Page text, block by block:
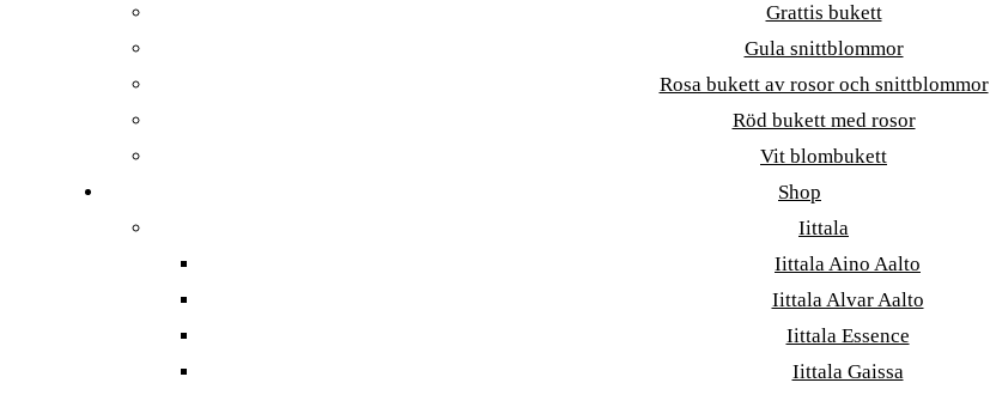
Grattis bukett
Gula snittblommor
Rosa bukett av rosor och snittblommor
Röd bukett med rosor
Vit blombukett
Shop
Iittala
Iittala Aino Aalto
Iittala Alvar Aalto
Iittala Essence
Iittala Gaissa